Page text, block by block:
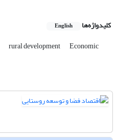
کلیدواژه‌ها English
rural development Economic